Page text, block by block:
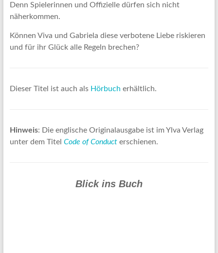
Denn Spielerinnen und Offizielle dürfen sich nicht
näherkommen.
Können Viva und Gabriela diese verbotene Liebe riskieren
und für ihr Glück alle Regeln brechen?
Dieser Titel ist auch als Hörbuch erhältlich.
Hinweis: Die englische Originalausgabe ist im Ylva Verlag
unter dem Titel Code of Conducterschienen.
Blick ins Buch